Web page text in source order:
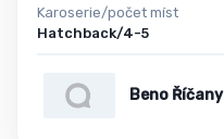
Karoserie/počet míst
Hatchback/4-5
Beno Říčany